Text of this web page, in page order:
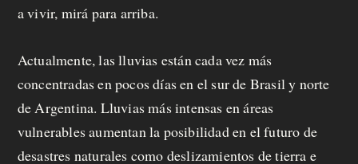
a vivir, mirá para arriba.
Actualmente, las lluvias están cada vez más
concentradas en pocos días en el sur de Brasil y norte
de Argentina. Lluvias más intensas en áreas
vulnerables aumentan la posibilidad en el futuro de
desastres naturales como deslizamientos de tierra e